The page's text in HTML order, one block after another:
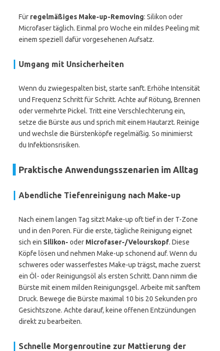
Für regelmäßiges Make-up-Removing: Silikon oder
Microfaser täglich. Einmal pro Woche ein mildes Peeling mit
einem speziell dafür vorgesehenen Aufsatz.
Umgang mit Unsicherheiten
Wenn du zwiegespalten bist, starte sanft. Erhöhe Intensität
und Frequenz Schritt für Schritt. Achte auf Rötung, Brennen
oder vermehrte Pickel. Tritt eine Verschlechterung ein,
setze die Bürste aus und sprich mit einem Hautarzt. Reinige
und wechsle die Bürstenköpfe regelmäßig. So minimierst
du Infektionsrisiken.
Praktische Anwendungsszenarien im Alltag
Abendliche Tiefenreinigung nach Make-up
Nach einem langen Tag sitzt Make-up oft tief in der T-Zone
und in den Poren. Für die erste, tägliche Reinigung eignet
sich ein Silikon- oder Microfaser-/Velourskopf. Diese
Köpfe lösen und nehmen Make-up schonend auf. Wenn du
schweres oder wasserfestes Make-up trägst, mache zuerst
ein Öl- oder Reinigungsöl als ersten Schritt. Dann nimm die
Bürste mit einem milden Reinigungsgel. Arbeite mit sanftem
Druck. Bewege die Bürste maximal 10 bis 20 Sekunden pro
Gesichtszone. Achte darauf, keine offenen Entzündungen
direkt zu bearbeiten.
Schnelle Morgenroutine zur Mattierung der